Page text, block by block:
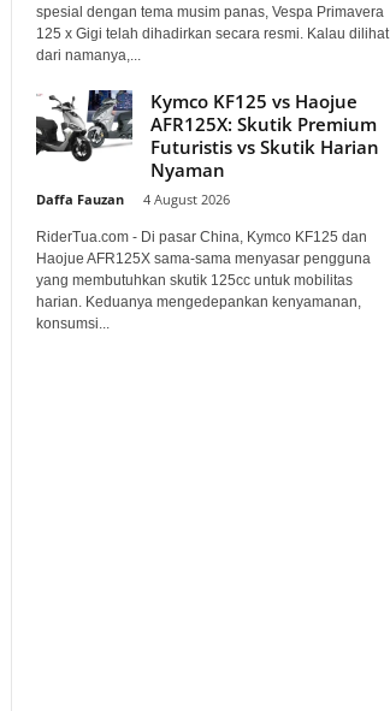
spesial dengan tema musim panas, Vespa Primavera
125 x Gigi telah dihadirkan secara resmi. Kalau dilihat
dari namanya,...
Kymco KF125 vs Haojue
AFR125X: Skutik Premium
Futuristis vs Skutik Harian
Nyaman
Daffa Fauzan 4 August 2026
RiderTua.com - Di pasar China, Kymco KF125 dan
Haojue AFR125X sama-sama menyasar pengguna
yang membutuhkan skutik 125cc untuk mobilitas
harian. Keduanya mengedepankan kenyamanan,
konsumsi...